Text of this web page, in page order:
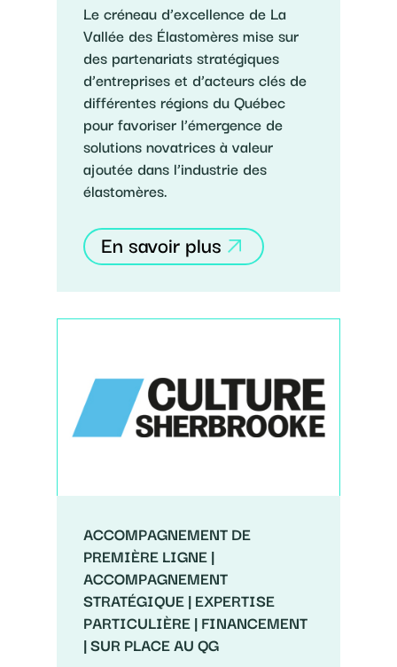
Le créneau d’excellence de La
Vallée des Élastomères mise sur
des partenariats stratégiques
d’entreprises et d’acteurs clés de
différentes régions du Québec
pour favoriser l’émergence de
solutions novatrices à valeur
ajoutée dans l’industrie des
élastomères.
En savoir plus
ACCOMPAGNEMENT DE
PREMIÈRE LIGNE |
ACCOMPAGNEMENT
STRATÉGIQUE | EXPERTISE
PARTICULIÈRE | FINANCEMENT
| SUR PLACE AU QG